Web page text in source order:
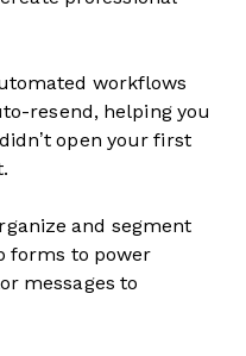
workflows
resend, helping you
open your first
and segment
forms to power
messages to